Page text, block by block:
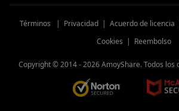
Términos | Privacidad | Acuerdo de licencia
Cookies | Reembolso
Copyright © 2014 -2026AmoyShare. Todos